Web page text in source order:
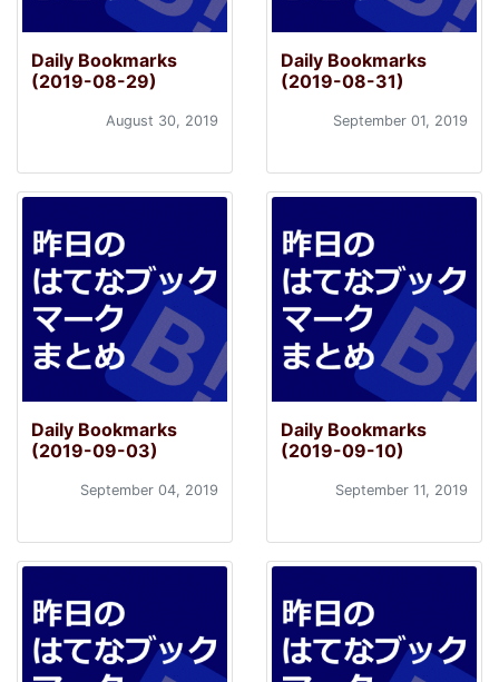
Daily Bookmarks
(2019-08-29)
August 30, 2019
Daily Bookmarks
(2019-08-31)
September 01, 2019
Daily Bookmarks
(2019-09-03)
September 04, 2019
Daily Bookmarks
(2019-09-10)
September 11, 2019